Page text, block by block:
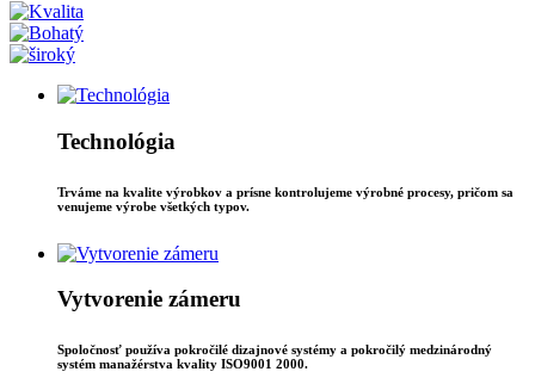
Technológia
Trváme na kvalite výrobkov a prísne kontrolujeme výrobné procesy, pričom sa
venujeme výrobe všetkých typov.
Vytvorenie zámeru
Spoločnosť používa pokročilé dizajnové systémy a pokročilý medzinárodný
systém manažérstva kvality ISO9001 2000.